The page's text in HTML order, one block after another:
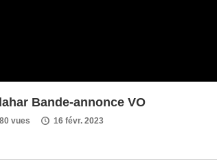
Bande-annonce VO
vues 16 févr. 2023